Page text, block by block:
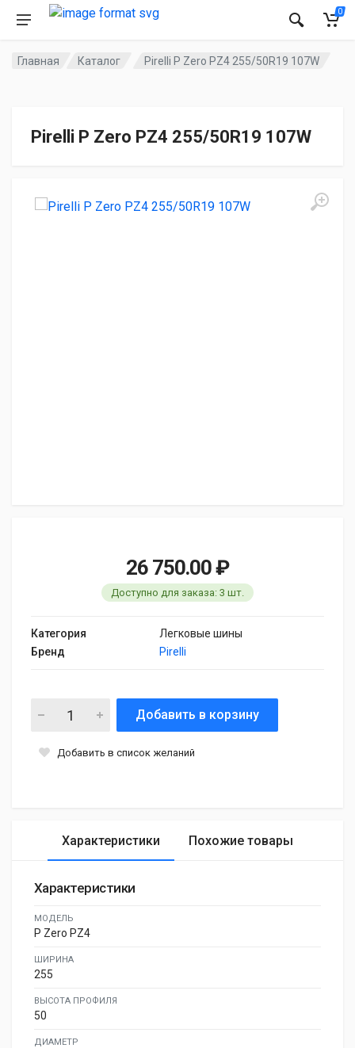
0
Главная Каталог Pirelli P Zero PZ4 255/50R19 107W
Pirelli P Zero PZ4 255/50R19 107W
26 750.00 ₽
Доступно для заказа: 3 шт.
Категория
Легковые шины
Бренд
Pirelli
Добавить в корзину
Добавить в список желаний
Характеристики Похожие товары
Характеристики
МОДЕЛЬ
P Zero PZ4
ШИРИНА
255
ВЫСОТА ПРОФИЛЯ
50
ДИАМЕТР